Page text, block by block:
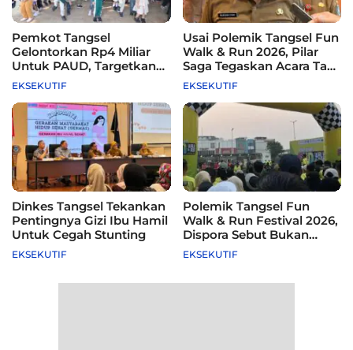
Pemkot Tangsel
Gelontorkan Rp4 Miliar
Untuk PAUD, Targetkan
115 Sekolah
EKSEKUTIF
Usai Polemik Tangsel Fun
Walk & Run 2026, Pilar
Saga Tegaskan Acara Tak
Difasilitasi Pemkot
EKSEKUTIF
Dinkes Tangsel Tekankan
Pentingnya Gizi Ibu Hamil
Untuk Cegah Stunting
EKSEKUTIF
Polemik Tangsel Fun
Walk & Run Festival 2026,
Dispora Sebut Bukan
Agenda Pemkot
EKSEKUTIF